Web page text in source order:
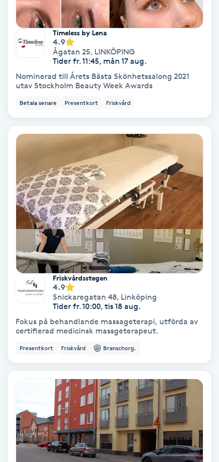
NBE-massage
Ny frisyr
Olaplex
Olaplexbehandling
Ombre naglar
Optiker
Ortobionomi
Ortopedi
Osteopati
Paraffinbehandling
Pensionärklippning
Permanent
Permanent hårborttagning
Timeless by Lena
4.9
Ågatan 25, LINKÖPING
Tider fr. 11:45, mån 17 aug.
Nominerad till Årets Bästa Skönhetssalong 2021
utav Stockholm Beauty Week Awards
Betala senare Presentkort Friskvård
Friskvårdsstegen
4.9
Snickaregatan 48, Linköping
Tider fr. 10:00, tis 18 aug.
Fokus på behandlande massageterapi, utförda av
certifierad medicinsk massgeterapeut.
Presentkort Friskvård Branschorg.